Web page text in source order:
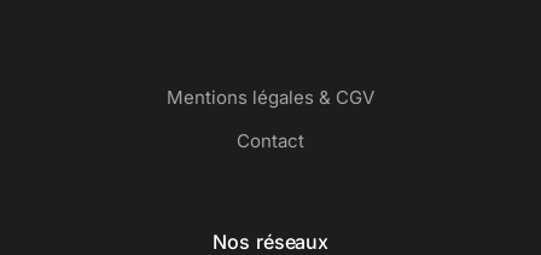
Mentions légales & CGV
Contact
Nos réseaux